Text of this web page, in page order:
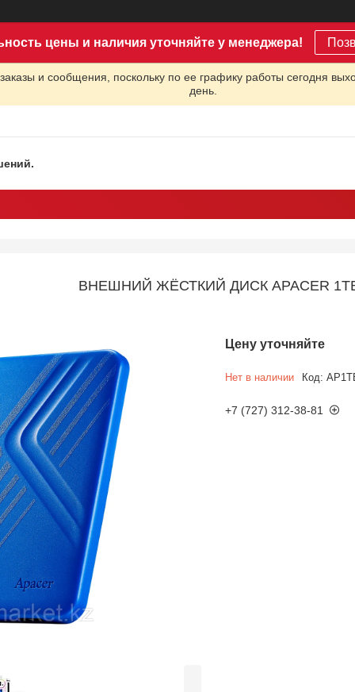
цены и наличия уточняйте у менеджера!
и сообщения, поскольку по ее графику работы сегодня
день.
ВНЕШНИЙ ЖЁСТКИЙ ДИСК APACER
Цену уточняйте
Нет в наличии Код:
+7 (727) 312-38-81